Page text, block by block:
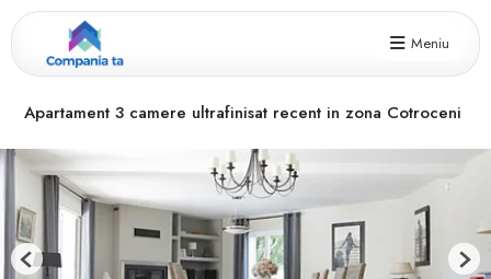
Meniu
Apartament 3 camere ultrafinisat recent in zona Cotroceni
Previous Next